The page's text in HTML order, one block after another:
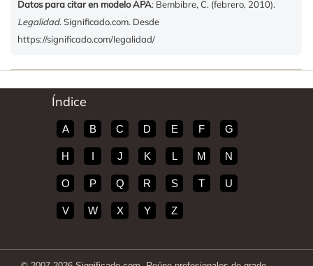
Datos para citar en modelo APA: Bembibre, C. (febrero, 2010).
Legalidad. Significado.com. Desde
https://significado.com/legalidad/
Índice
A B C D E F G
H I J K L M N
O P Q R S T U
V W X Y Z